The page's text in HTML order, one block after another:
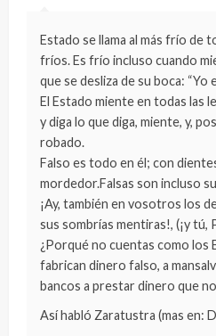
Estado se llama al más frío de
fríos. Es frío incluso cuando
que se desliza de su boca: “Yo
El Estado miente en todas las
y diga lo que diga, miente, y,
robado.
Falso es todo en él; con
mordedor.Falsas son incluso
¡Ay, también en vosotros los
sus sombrías mentiras!, (¡y tú,
¿Porqué no cuentas como los
fabrican dinero falso, a
bancos a prestar dinero que
Así habló Zaratustra (mas en: